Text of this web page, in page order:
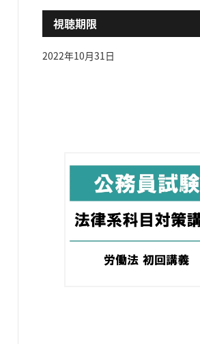
視聴期限
2022年10月31日